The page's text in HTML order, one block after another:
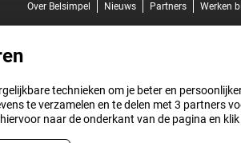
Over Belsimpel
Nieuws Partners Werken
technieken om je beter en
te verzamelen en te delen met 3 partners
naar de onderkant van de pagina en